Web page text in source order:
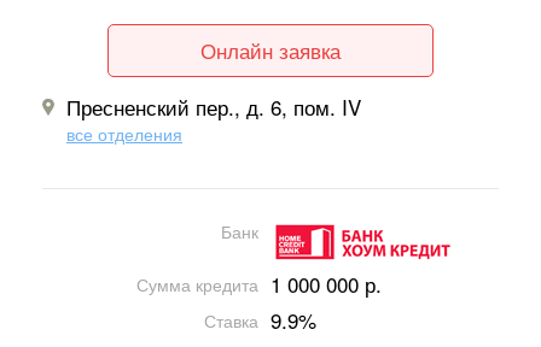
Онлайн заявка
Пресненский пер., д. 6, пом. IV
все отделения
Банк
Сумма кредита 1 000 000 р.
Ставка 9.9%